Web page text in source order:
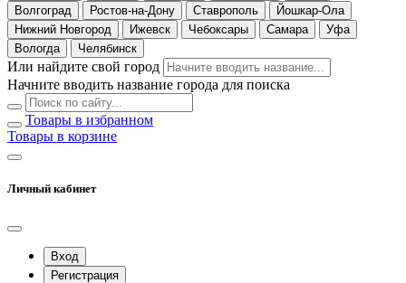
Волгоград
Ростов-на-Дону Ставрополь
Йошкар-Ола
Нижний Новгород
Ижевск Чебоксары Самара
Уфа
Вологда
Челябинск
Или найдите свой город
Начните вводить название города для поиска
Товары в избранном
Товары в корзине
Личный кабинет
Вход
Регистрация